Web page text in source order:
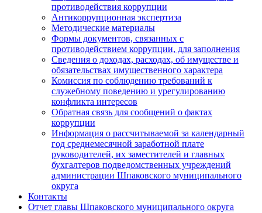
противодействия коррупции
Антикоррупционная экспертиза
Методические материалы
Формы документов, связанных с
противодействием коррупции, для заполнения
Сведения о доходах, расходах, об имуществе и
обязательствах имущественного характера
Комиссия по соблюдению требований к
служебному поведению и урегулированию
конфликта интересов
Обратная связь для сообщений о фактах
коррупции
Информация о рассчитываемой за календарный
год среднемесячной заработной плате
руководителей, их заместителей и главных
бухгалтеров подведомственных учреждений
администрации Шпаковского муниципального
округа
Контакты
Отчет главы Шпаковского муниципального округа